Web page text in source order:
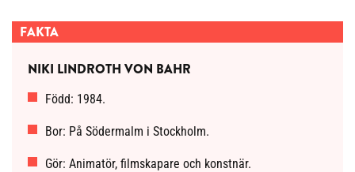
FAKTA
NIKI LINDROTH VON BAHR
Född: 1984.
Bor: På Södermalm i Stockholm.
Gör: Animatör, filmskapare och konstnär.